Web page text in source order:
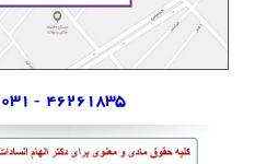
46261835
- 031 98